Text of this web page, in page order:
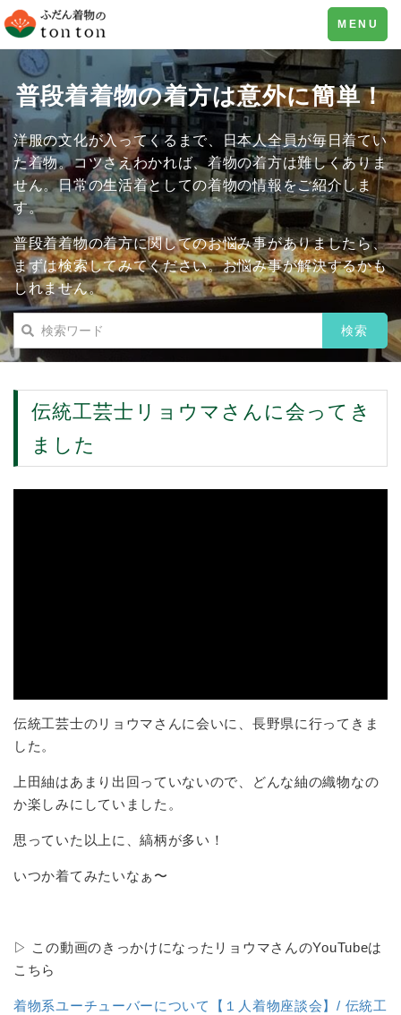
Toggle
navigation
MENU
普段着着物の着方は意外に簡単！
洋服の文化が入ってくるまで、日本人全員が毎日着てい
た着物。コツさえわかれば、着物の着方は難しくありま
せん。日常の生活着としての着物の情報をご紹介しま
す。
普段着着物の着方に関してのお悩み事がありましたら、
まずは検索してみてください。お悩み事が解決するかも
しれません。
伝統工芸士リョウマさんに会ってき
ました
伝統工芸士のリョウマさんに会いに、長野県に行ってきま
した。
上田紬はあまり出回っていないので、どんな紬の織物なの
か楽しみにしていました。
思っていた以上に、縞柄が多い！
いつか着てみたいなぁ〜
▷ この動画のきっかけになったリョウマさんのYouTubeは
こちら
着物系ユーチューバーについて【１人着物座談会】/ 伝統工